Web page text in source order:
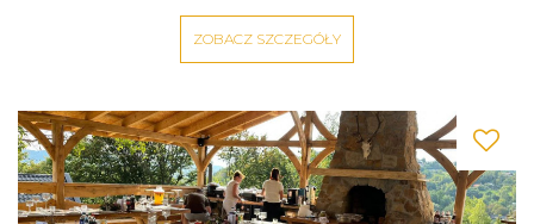
ZOBACZ SZCZEGÓŁY